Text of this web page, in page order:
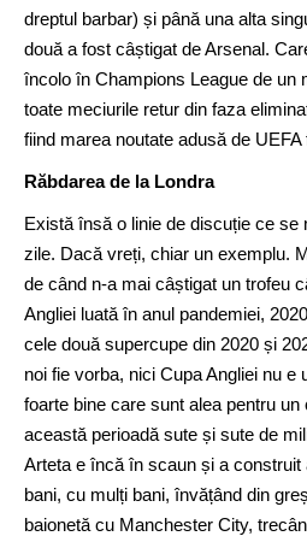
dreptul barbar) și până una alta
două a fost câștigat de Arsenal.
încolo în Champions League de un
toate meciurile retur din faza
fiind marea noutate adusă de
Răbdarea de la Londra
Există însă o linie de discuție ce se
zile. Dacă vreți, chiar un exemplu.
de când n-a mai câștigat un trofeu
Angliei luată în anul pandemiei,
cele două supercupe din 2020 și
noi fie vorba, nici Cupa Angliei nu e
foarte bine care sunt alea pentru
această perioadă sute și sute de
Arteta e încă în scaun și a
bani, cu mulți bani, învățând din
baionetă cu Manchester City,